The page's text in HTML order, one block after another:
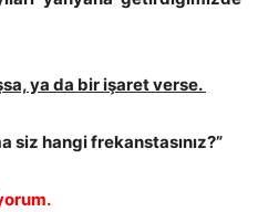
ya da bir işaret verse.
siz hangi frekanstasınız?”